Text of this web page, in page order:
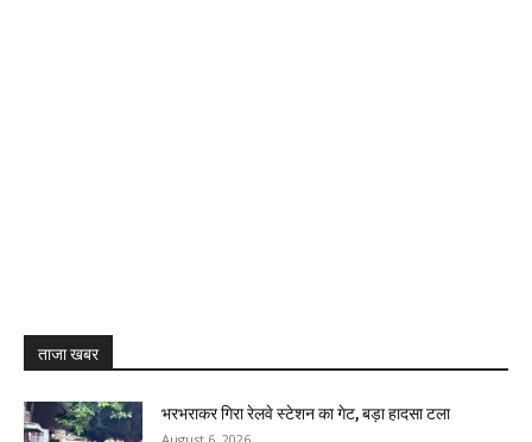
ताजा खबर
भरभराकर गिरा रेलवे स्टेशन का गेट, बड़ा हादसा टला